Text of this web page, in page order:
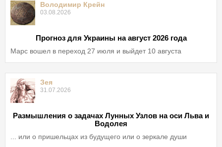
Володимир Крейн
03.08.2026
Прогноз для Украины на август 2026 года
Марс вошел в переход 27 июля и выйдет 10 августа
Зея
31.07.2026
Размышления о задачах Лунных Узлов на оси Льва и
Водолея
... или о пришельцах из будущего или о зеркале души